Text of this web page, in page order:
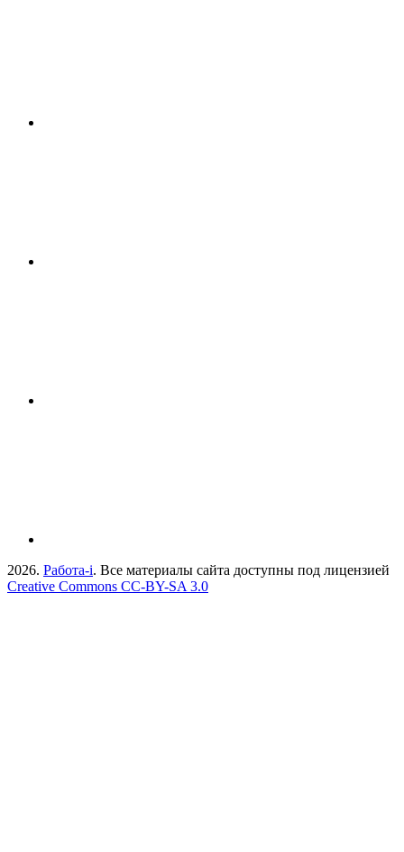
2026. Работа-i. Все материалы сайта доступны под лицензией
Creative Commons СС-BY-SA 3.0